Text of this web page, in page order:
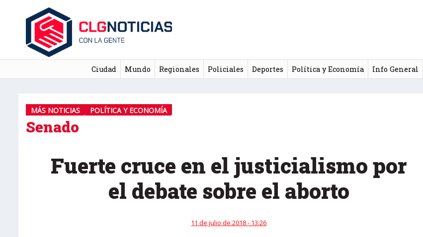
Ciudad Mundo Regionales Policiales Deportes Política y Economía Info General
MÁS NOTICIAS POLÍTICA Y ECONOMÍA
Senado
Fuerte cruce en el justicialismo por
el debate sobre el aborto
11 de julio de 2018 - 13:26